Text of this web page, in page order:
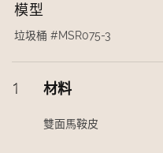
模型
垃圾桶 #MSR075-3
1 材料
雙面馬鞍皮